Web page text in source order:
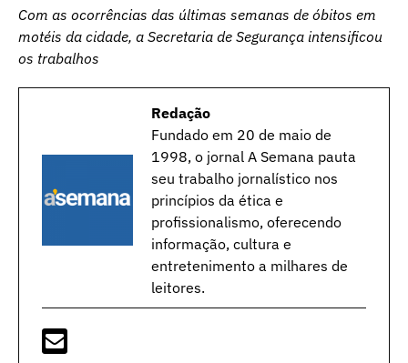
Com as ocorrências das últimas semanas de óbitos em
motéis da cidade, a Secretaria de Segurança intensificou
os trabalhos
Redação
Fundado em 20 de maio de
1998, o jornal A Semana pauta
seu trabalho jornalístico nos
princípios da ética e
profissionalismo, oferecendo
informação, cultura e
entretenimento a milhares de
leitores.